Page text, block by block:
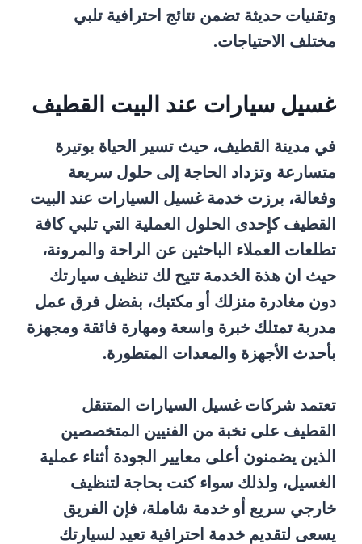
وتقنيات حديثة تضمن نتائج احترافية تلبي
مختلف الاحتياجات.
غسيل سيارات عند البيت القطيف
في مدينة القطيف، حيث تسير الحياة بوتيرة
متسارعة وتزداد الحاجة إلى حلول سريعة
وفعالة، برزت خدمة غسيل السيارات عند البيت
القطيف كإحدى الحلول العملية التي تلبي كافة
تطلعات العملاء الباحثين عن الراحة والمرونة،
حيث ان هذة الخدمة تتيح لك تنظيف سيارتك
دون مغادرة منزلك أو مكتبك، بفضل فرق عمل
مدربة تمتلك خبرة واسعة ومهارة فائقة ومجهزة
بأحدث الأجهزة والمعدات المتطورة.
تعتمد شركات غسيل السيارات المتنقل
القطيف على نخبة من الفنيين المتخصصين
الذين يضمنون أعلى معايير الجودة أثناء عملية
الغسيل، ولذلك سواء كنت بحاجة لتنظيف
خارجي سريع أو خدمة شاملة، فإن الفريق
يسعى لتقديم خدمة احترافية تعيد لسيارتك